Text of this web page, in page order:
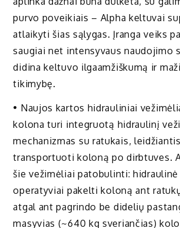
purvo poveikiais – Alpha keltuvai
atlaikyti šias sąlygas. Įranga veiks
saugiai net intensyvaus naudojimo
didina keltuvo ilgaamžiškumą ir
tikimybę.
• Naujos kartos hidrauliniai
kolona turi integruotą hidraulinį
mechanizmas su ratukais,
transportuoti koloną po dirbtuves.
šie vežimėliai patobulinti: hidraulinė
operatyviai pakelti koloną ant
atgal ant pagrindo be didelių
masyvias (~640 kg sveriančias)